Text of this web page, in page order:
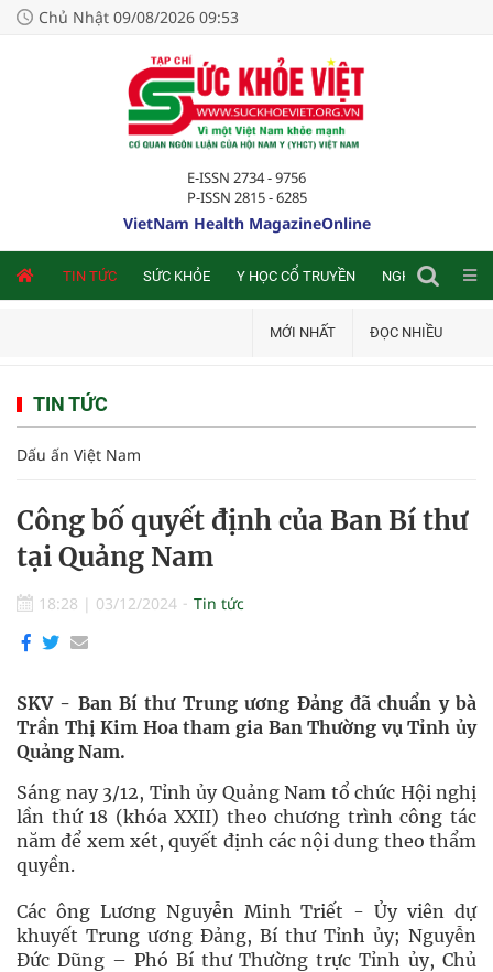
Chủ Nhật 09/08/2026 09:53
E-ISSN 2734 - 9756
P-ISSN 2815 - 6285
VietNam Health MagazineOnline
TIN TỨC SỨC KHỎE Y HỌC CỔ TRUYỀN NGHIÊN CỨU
MỚI NHẤT ĐỌC NHIỀU
TIN TỨC
Dấu ấn Việt Nam
Công bố quyết định của Ban Bí thư
tại Quảng Nam
18:28 | 03/12/2024 Tin tức
SKV - Ban Bí thư Trung ương Đảng đã chuẩn y bà
Trần Thị Kim Hoa tham gia Ban Thường vụ Tỉnh ủy
Quảng Nam.
Sáng nay 3/12, Tỉnh ủy Quảng Nam tổ chức Hội nghị
lần thứ 18 (khóa XXII) theo chương trình công tác
năm để xem xét, quyết định các nội dung theo thẩm
quyền.
Các ông Lương Nguyễn Minh Triết - Ủy viên dự
khuyết Trung ương Đảng, Bí thư Tỉnh ủy; Nguyễn
Đức Dũng – Phó Bí thư Thường trực Tỉnh ủy, Chủ